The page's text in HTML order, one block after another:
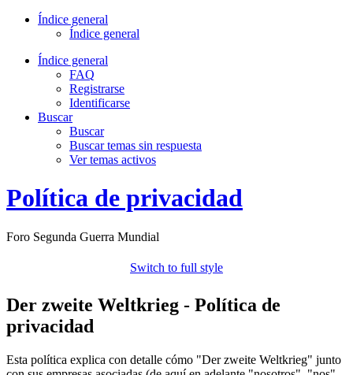
Índice general
Índice general
Índice general
FAQ
Registrarse
Identificarse
Buscar
Buscar
Buscar temas sin respuesta
Ver temas activos
Política de privacidad
Foro Segunda Guerra Mundial
Switch to full style
Der zweite Weltkrieg - Política de
privacidad
Esta política explica con detalle cómo "Der zweite Weltkrieg" junto